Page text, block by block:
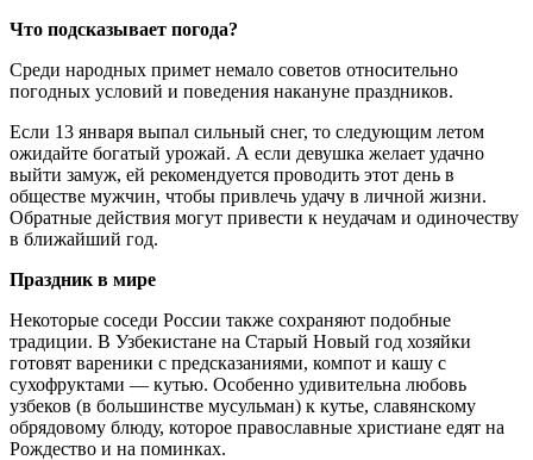
Что подсказывает погода?
Среди народных примет немало советов относительно
погодных условий и поведения накануне праздников.
Если 13 января выпал сильный снег, то следующим летом
ожидайте богатый урожай. А если девушка желает удачно
выйти замуж, ей рекомендуется проводить этот день в
обществе мужчин, чтобы привлечь удачу в личной жизни.
Обратные действия могут привести к неудачам и одиночеству
в ближайший год.
Праздник в мире
Некоторые соседи России также сохраняют подобные
традиции. В Узбекистане на Старый Новый год хозяйки
готовят вареники с предсказаниями, компот и кашу с
сухофруктами — кутью. Особенно удивительна любовь
узбеков (в большинстве мусульман) к кутье, славянскому
обрядовому блюду, которое православные христиане едят на
Рождество и на поминках.